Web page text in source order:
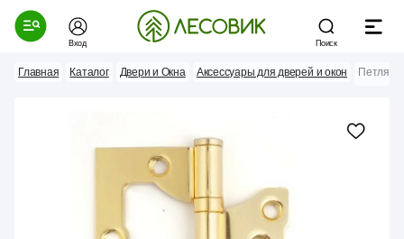
Вход Поиск
Главная Каталог Двери и Окна Аксессуары для дверей и окон Петля